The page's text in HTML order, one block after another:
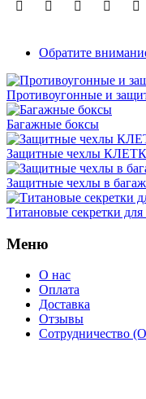
Обратите
Противоугонные и
Багажные боксы
Защитные чехлы
Защитные чехлы в
Титановые секретки для
Меню
О нас
Оплата
Доставка
Отзывы
Сотрудничество